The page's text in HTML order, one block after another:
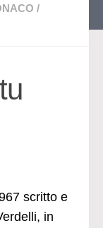
/
scritto e
in